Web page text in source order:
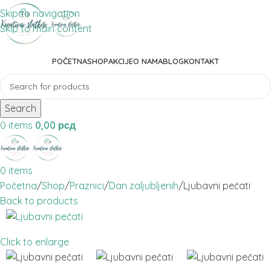
Skip to navigation
Skip to main content
POČETNASHOPAKCIJEO NAMABLOGKONTAKT
Search
0 items 0,00 рсд
0 items
Početna Shop Praznici Dan zaljubljenih Ljubavni pečati
Back to products
Click to enlarge